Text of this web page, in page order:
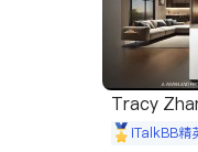
Tracy
iTalkBB精